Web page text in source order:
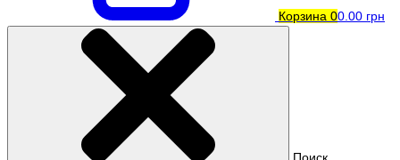
Корзина 00.00 грн